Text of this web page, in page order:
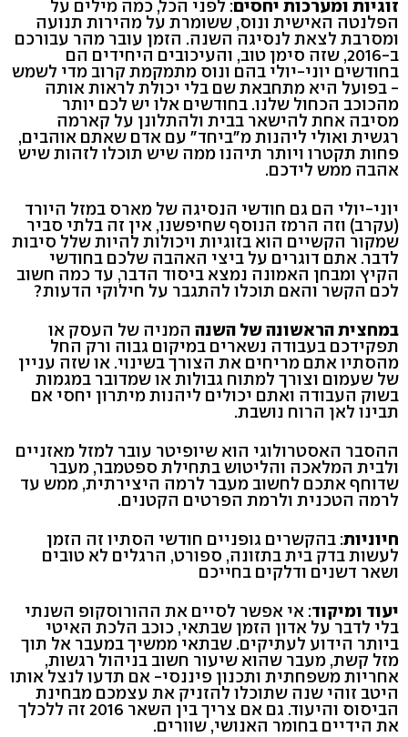
זוגיות ומערכות יחסים: לפני הכל, כמה מילים על
הפלנטה האישית ונוס, ששומרת על מהירות תנועה
ומסרבת לצאת לנסיגה השנה. הזמן עובר מהר עבורכם
ב-2016, שזה סימן טוב, והעיכובים היחידים הם
בחודשים יוני-יולי בהם ונוס מתמקמת קרוב מדי לשמש
- בפועל היא מתחבאת שם בלי יכולת לראות אותה
מהכוכב הכחול שלנו. בחודשים אלו יש לכם יותר
מסיבה אחת להישאר בבית ולהתלונן על קארמה
רגשית ואולי ליהנות מ"ביחד" עם אדם שאתם אוהבים,
פחות תקטרו ויותר תיהנו ממה שיש תוכלו לזהות שיש
אהבה ממש לידכם.
יוני-יולי הם גם חודשי הנסיגה של מארס במזל היורד
(עקרב) וזה הרמז הנוסף שחיפשנו, אין זה בלתי סביר
שמקור הקשיים הוא בזוגיות ויכולות להיות שלל סיבות
לדבר. אתם דוגרים על ביצי האהבה שלכם בחודשי
הקיץ ומבחן האמונה נמצא ביסוד הדבר, עד כמה חשוב
לכם הקשר והאם תוכלו להתגבר על חילוקי הדעות?
במחצית הראשונה של השנה המניה של העסק או
תפקידכם בעבודה נשארים במיקום גבוה ורק החל
מהסתיו אתם מריחים את הצורך בשינוי. או שזה עניין
של שעמום וצורך למתוח גבולות או שמדובר במגמות
בשוק העבודה ואתם יכולים ליהנות מיתרון יחסי אם
תבינו לאן הרוח נושבת.
ההסבר האסטרולוגי הוא שיופיטר עובר למזל מאזניים
ולבית המלאכה והליטוש בתחילת ספטמבר, מעבר
שדוחף אתכם לחשוב מעבר לרמה היצירתית, ממש עד
לרמה הטכנית ולרמת הפרטים הקטנים.
חיוניות: בהקשרים גופניים חודשי הסתיו זה הזמן
לעשות בדק בית בתזונה, ספורט, הרגלים לא טובים
ושאר דשנים ודלקים בחייכם
יעוד ומיקוד: אי אפשר לסיים את ההורוסקופ השנתי
בלי לדבר על אדון הזמן שבתאי, כוכב הלכת האיטי
ביותר הידוע לעתיקים. שבתאי ממשיך במעבר אל תוך
מזל קשת, מעבר שהוא שיעור חשוב בניהול רגשות,
אחריות משפחתית ותכנון פיננסי- אם תדעו לנצל אותו
היטב זוהי שנה שתוכלו להזניק את עצמכם מבחינת
הביסוס והיעוד. גם אם צריך בין השאר 2016 זה ללכלך
את הידיים בחומר האנושי, שוורים.